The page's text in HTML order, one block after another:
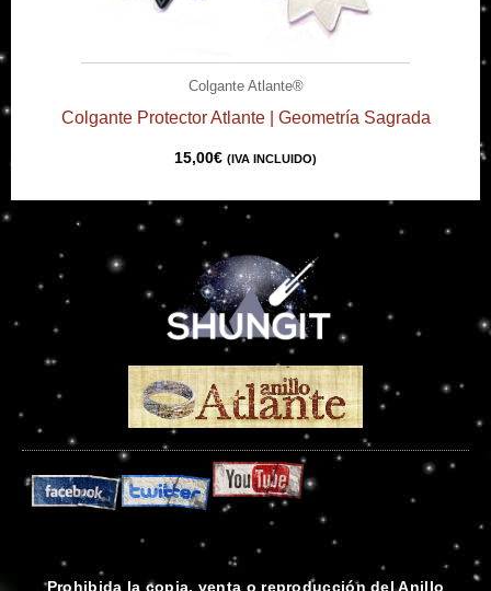
Colgante Atlante®
Colgante Protector Atlante | Geometría Sagrada
15,00€ (IVA INCLUIDO)
Prohibida la copia, venta o reproducción del Anillo